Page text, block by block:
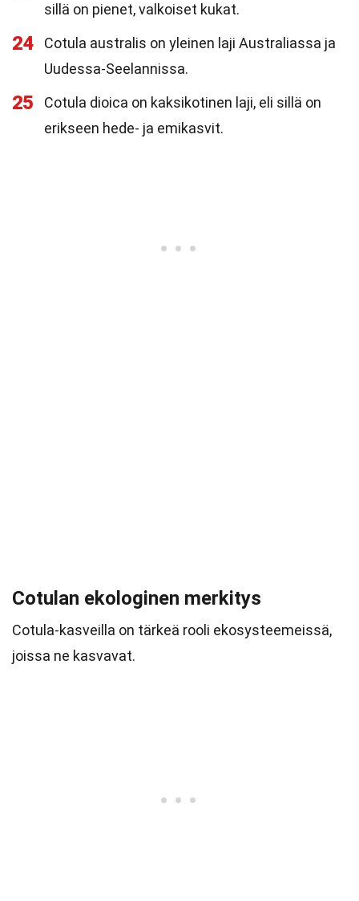
sillä on pienet, valkoiset kukat.
24
Cotula australis on yleinen laji Australiassa ja
Uudessa-Seelannissa.
25
Cotula dioica on kaksikotinen laji, eli sillä on
erikseen hede- ja emikasvit.
Cotulan ekologinen merkitys
Cotula-kasveilla on tärkeä rooli ekosysteemeissä,
joissa ne kasvavat.